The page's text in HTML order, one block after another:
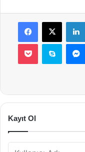
Facebook
X
Pocket Skype
Kayıt Ol